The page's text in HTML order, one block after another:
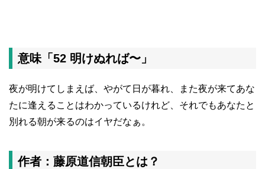
意味「52 明けぬれば〜」
夜が明けてしまえば、やがて日が暮れ、また夜が来てあな
たに逢えることはわかっているけれど、それでもあなたと
別れる朝が来るのはイヤだなぁ。
作者：藤原道信朝臣とは？